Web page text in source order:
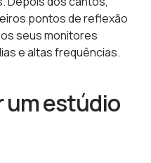
pontos de reflexão
seus monitores
e altas frequências.
um estúdio